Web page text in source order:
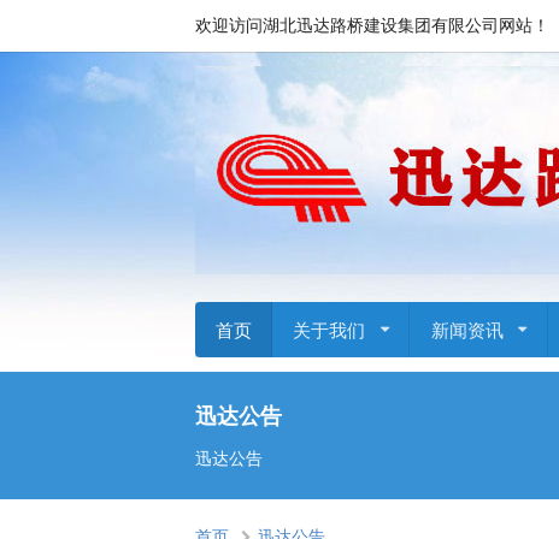
欢迎访问湖北迅达路桥建设集团有限公司网站！
首页 关于我们 新闻资讯
迅达公告
迅达公告